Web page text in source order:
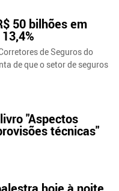
50 bilhões em
de Seguros do
de que o setor de seguros
"Aspectos
técnicas"